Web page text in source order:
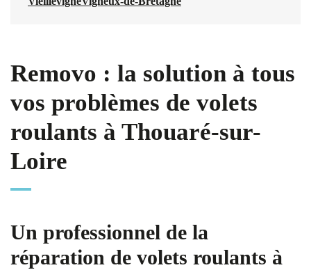
Removo : la solution à tous
vos problèmes de volets
roulants à Thouaré-sur-
Loire
Un professionnel de la
réparation de volets roulants à